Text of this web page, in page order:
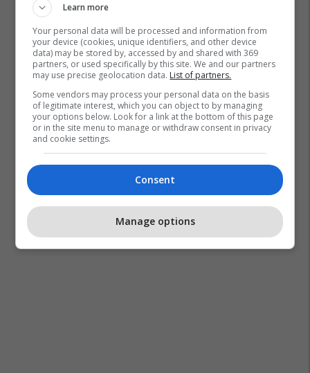
Learn more
Your personal data will be processed and information from
your device (cookies, unique identifiers, and other device
data) may be stored by, accessed by and shared with 369
partners, or used specifically by this site. We and our partners
may use precise geolocation data. List of partners.
Some vendors may process your personal data on the basis
of legitimate interest, which you can object to by managing
your options below. Look for a link at the bottom of this page
or in the site menu to manage or withdraw consent in privacy
and cookie settings.
Consent
Manage options